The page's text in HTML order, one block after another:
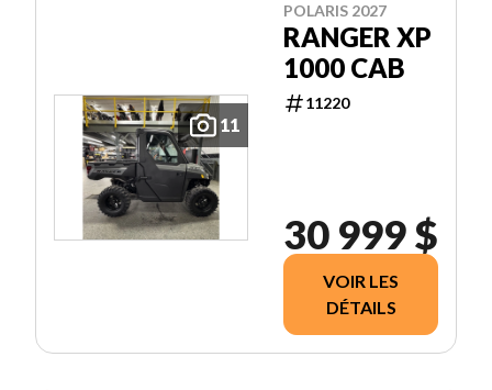
11
POLARIS 2027
RANGER XP
1000 CAB
11220
30 999 $
VOIR LES
DÉTAILS